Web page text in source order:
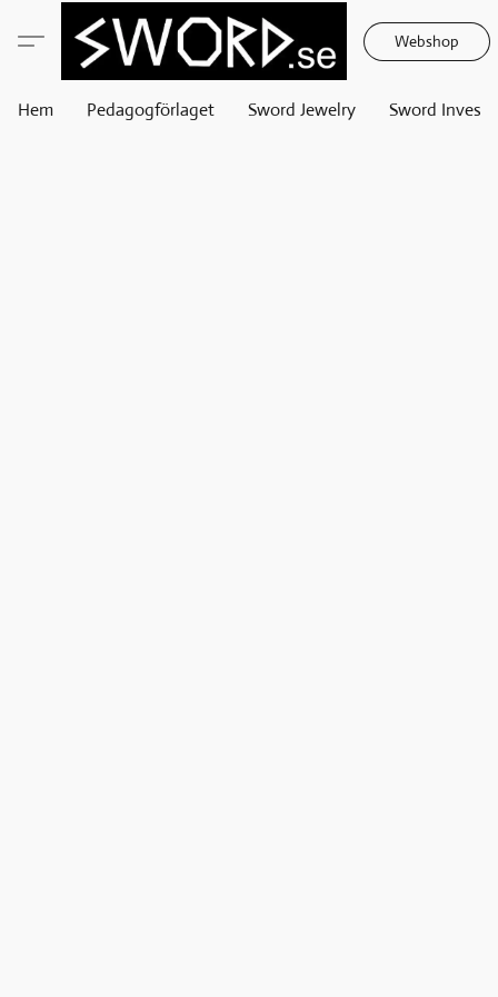
Webshop
Hem Pedagogförlaget Sword Jewelry Sword Invest